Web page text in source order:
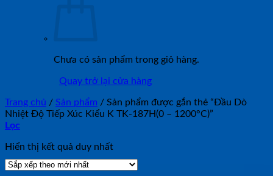
Chưa có sản phẩm trong giỏ hàng.
Quay trở lại cửa hàng
Trang chủ / Sản phẩm / Sản phẩm được gắn thẻ “Đầu Dò
Nhiệt Độ Tiếp Xúc Kiểu K TK-187H(0 – 1200°C)”
Lọc
Hiển thị kết quả duy nhất